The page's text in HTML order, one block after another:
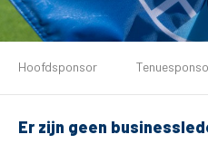
Tickets
Matchdays
Hoofdsponsor
Er zijn geen